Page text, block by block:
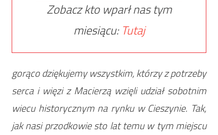
Zobacz kto wparł nas tym
miesiącu: Tutaj
gorąco dziękujemy wszystkim, którzy z potrzeby
serca i więzi z Macierzą wzięli udział sobotnim
wiecu historycznym na rynku w Cieszynie. Tak,
jak nasi przodkowie sto lat temu w tym miejscu